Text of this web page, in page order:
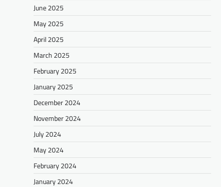
June 2025
May 2025
April 2025
March 2025
February 2025
January 2025
December 2024
November 2024
July 2024
May 2024
February 2024
January 2024